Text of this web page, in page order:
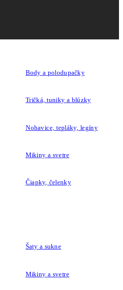
Body a polodupačky
Tričká, tuniky a blúzky
Nohavice, tepláky, legíny
Mikiny a svetre
Čiapky, čelenky
Šaty a sukne
Mikiny a svetre